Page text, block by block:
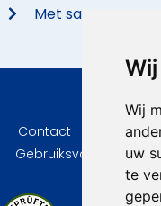
Wij
uw
te
Met sauna
©
Contact Privacy|
Gebruiksvoorwaarden